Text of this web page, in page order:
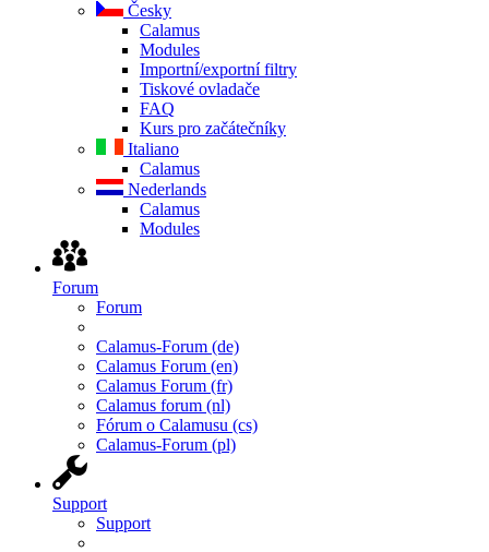
Česky
Calamus
Modules
Importní/exportní filtry
Tiskové ovladače
FAQ
Kurs pro začátečníky
Italiano
Calamus
Nederlands
Calamus
Modules
Forum
Forum
Calamus-Forum (de)
Calamus Forum (en)
Calamus Forum (fr)
Calamus forum (nl)
Fórum o Calamusu (cs)
Calamus-Forum (pl)
Support
Support